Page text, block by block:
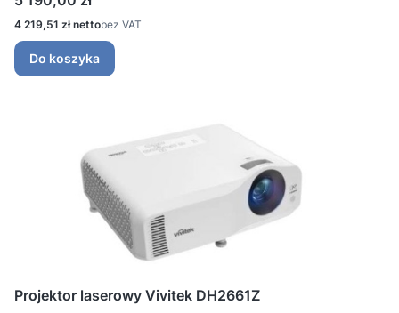
Cena
4 219,51 zł bez VAT
Do koszyka
Projektor laserowy Vivitek DH2661Z